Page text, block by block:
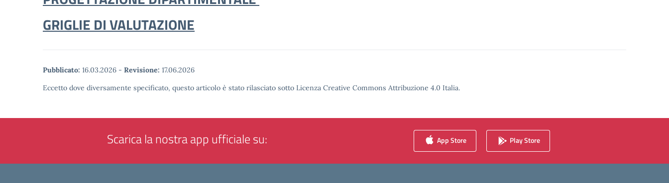
GRIGLIE DI VALUTAZIONE
Pubblicato: 16.03.2026 - Revisione: 17.06.2026
Eccetto dove diversamente specificato, questo articolo è stato rilasciato sotto Licenza Creative Commons Attribuzione 4.0 Italia.
Scarica la nostra app ufficiale su: App Store Play Store